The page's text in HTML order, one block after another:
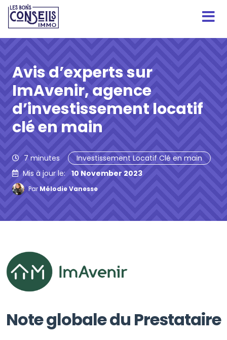
Avis d’experts sur
ImAvenir, agence
d’investissement locatif
clé en main
7 minutes
Investissement Locatif Clé en main
Mis à jour le:
10 November 2023
Par Mélodie Vanesse
Note globale du Prestataire